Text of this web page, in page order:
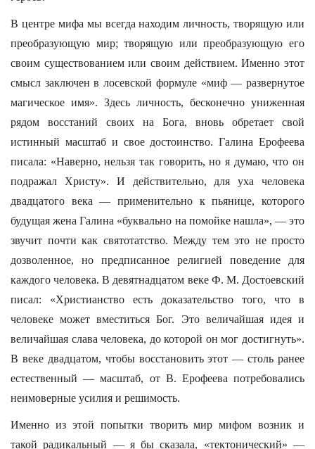
В центре мифа мы всегда находим личность, творящую или
преобразующую мир; творящую или преобразующую его
своим существованием или своим действием. Именно этот
смысл заключен в лосевской формуле «миф — развернутое
магическое имя». Здесь личность, бесконечно униженная
рядом восстаний своих на Бога, вновь обретает свой
истинный масштаб и свое достоинство. Галина Ерофеева
писала: «Наверно, нельзя так говорить, но я думаю, что он
подражал Христу». И действительно, для уха человека
двадцатого века — применительно к пьянице, которого
будущая жена Галина «буквально на помойке нашла», — это
звучит почти как святотатство. Между тем это не просто
дозволенное, но предписанное религией поведение для
каждого человека. В девятнадцатом веке Ф. М. Достоевский
писал: «Христианство есть доказательство того, что в
человеке может вместиться Бог. Это величайшая идея и
величайшая слава человека, до которой он мог достигнуть».
В веке двадцатом, чтобы восстановить этот — столь ранее
естественный — масштаб, от В. Ерофеева потребовались
неимоверные усилия и решимость.
Именно из этой попытки творить мир мифом возник и
такой радикальный — я бы сказала, «тектонический» —